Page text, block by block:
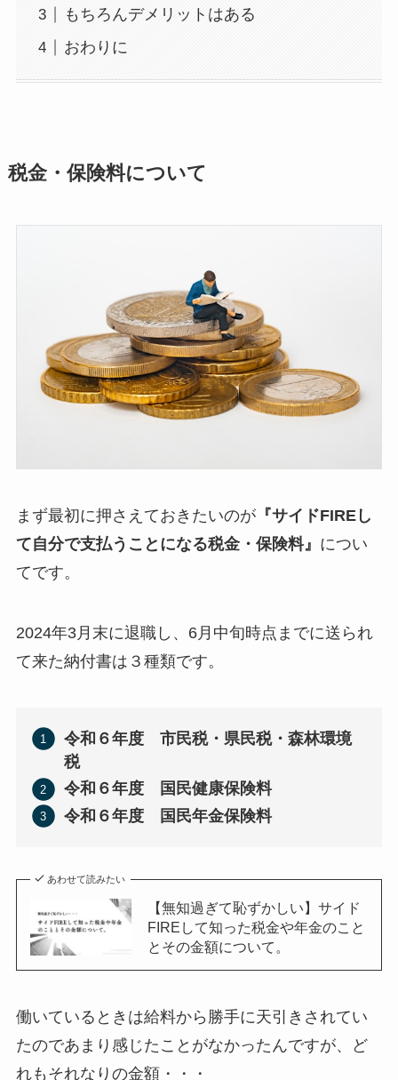
もちろんデメリットはある
おわりに
税金・保険料について
まず最初に押さえておきたいのが『サイドFIREし
て自分で支払うことになる税金・保険料』 につい
てです。
2024年3月末に退職し、6月中旬時点までに送られ
て来た納付書は３種類です。
令和６年度 市民税・県民税・森林環境
税
令和６年度 国民健康保険料
令和６年度 国民年金保険料
あわせて読みたい
【無知過ぎて恥ずかしい】サイド
FIREして知った税金や年金のこと
とその金額について。
働いているときは給料から勝手に天引きされてい
たのであまり感じたことがなかったんですが、ど
れもそれなりの金額・・・